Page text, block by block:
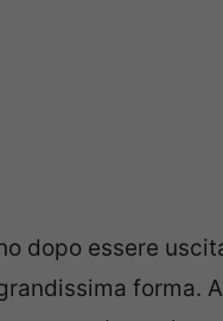
dopo essere
forma.